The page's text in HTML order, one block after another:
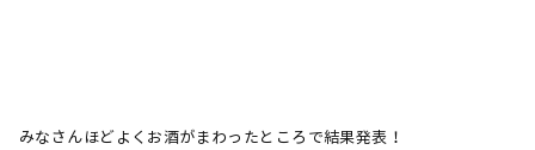
みなさんほどよくお酒がまわったところで結果発表！